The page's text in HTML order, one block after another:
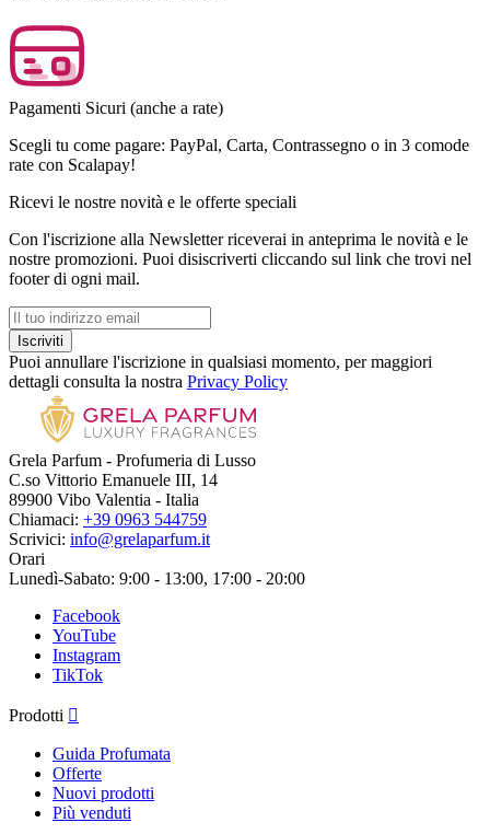
Pagamenti Sicuri (anche a rate)
Scegli tu come pagare: PayPal, Carta, Contrassegno o in 3 comode
rate con Scalapay!
Ricevi le nostre novità e le offerte speciali
Con l'iscrizione alla Newsletter riceverai in anteprima le novità e le
nostre promozioni. Puoi disiscriverti cliccando sul link che trovi nel
footer di ogni mail.
Puoi annullare l'iscrizione in qualsiasi momento, per maggiori
dettagli consulta la nostra Privacy Policy
Grela Parfum - Profumeria di Lusso
C.so Vittorio Emanuele III, 14
89900 Vibo Valentia - Italia
Chiamaci: +39 0963 544759
Scrivici: info@grelaparfum.it
Orari
Lunedì-Sabato: 9:00 - 13:00, 17:00 - 20:00
Facebook
YouTube
Instagram
TikTok
Prodotti 
Guida Profumata
Offerte
Nuovi prodotti
Più venduti